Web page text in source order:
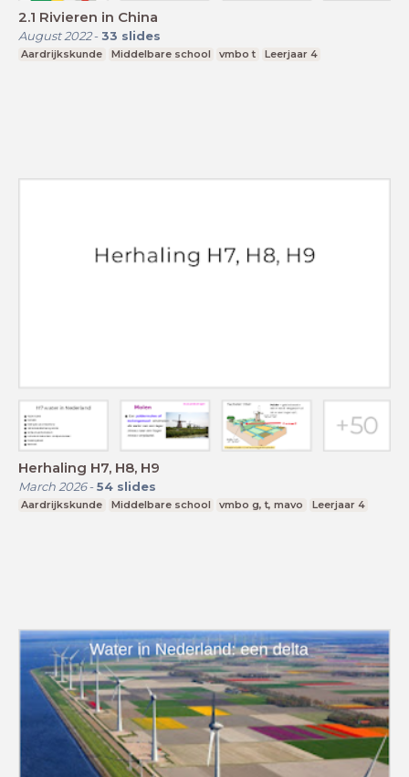
2.1 Rivieren in China
August 2022- 33 slides
Aardrijkskunde Middelbare school vmbo t Leerjaar 4
Herhaling H7, H8, H9
March 2026- 54 slides
Aardrijkskunde Middelbare school vmbo g, t, mavo Leerjaar 4